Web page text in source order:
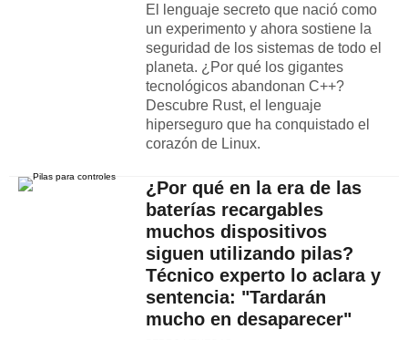
El lenguaje secreto que nació como
un experimento y ahora sostiene la
seguridad de los sistemas de todo el
planeta. ¿Por qué los gigantes
tecnológicos abandonan C++?
Descubre Rust, el lenguaje
hiperseguro que ha conquistado el
corazón de Linux.
¿Por qué en la era de las
baterías recargables
muchos dispositivos
siguen utilizando pilas?
Técnico experto lo aclara y
sentencia: "Tardarán
mucho en desaparecer"